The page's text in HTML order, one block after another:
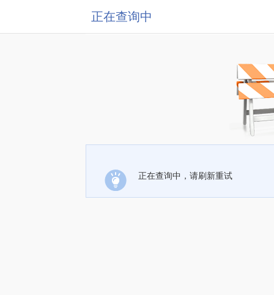
正在查询中
正在查询中，请刷新重试